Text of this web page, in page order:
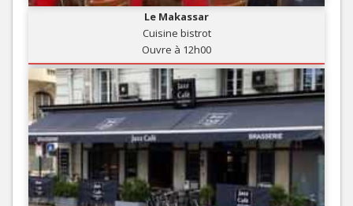
Le Makassar
Cuisine bistrot
Ouvre à 12h00